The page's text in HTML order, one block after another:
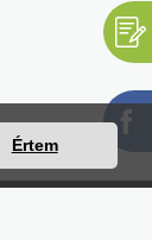
Értem